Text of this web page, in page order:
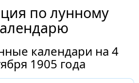
по лунному
календари на 4
1905 года